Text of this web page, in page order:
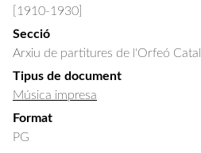
[1910-1930]
Secció
Arxiu de partitures de l'Orfeó
Tipus de document
Música impresa
Format
PG